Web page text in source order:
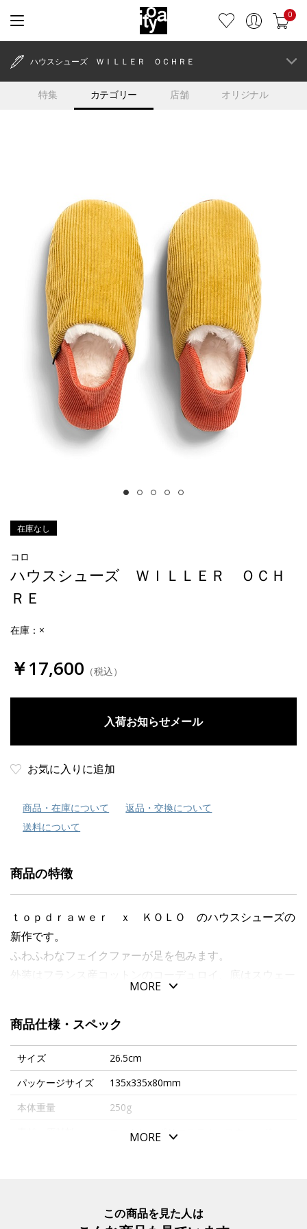
0
特集 カテゴリー 店舗 オリジナル
ハウスシューズ ＷＩＬＬＥＲ ＯＣＨＲＥ
在庫なし
コロ
ハウスシューズ ＷＩＬＬＥＲ ＯＣＨ
ＲＥ
在庫：×
￥17,600 （税込）
お気に入りに追加
商品・在庫について
返品・交換について
送料について
商品の特徴
ｔｏｐｄｒａｗｅｒ ｘ ＫＯＬＯ のハウスシューズの
新作です。
ふわふわなフェイクファーが足を包みます。
外装はフランス産コットンのコーデュロイ、底はスウェー
ドレザーで柔らかく軽い履き心地。
す。
ご自宅での使用は勿論、収納しやすいデザインで長旅のお
供におすすめです。
オリジナル収納バッグ付。
MORE
商品仕様・スペック
サイズ
26.5cm
パッケージサイズ
135x335x80mm
本体重量
250g
コットン、ポリエステル、スウェード
１足
MORE
この商品を見た人は